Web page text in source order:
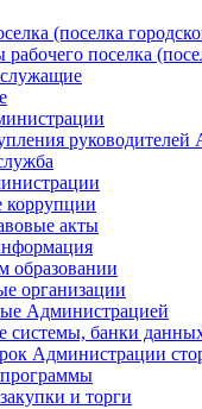
(поселка
поселка
руководителей
коррупции
акты
образовании
организации
Администрацией
банки
Администрации
и торги